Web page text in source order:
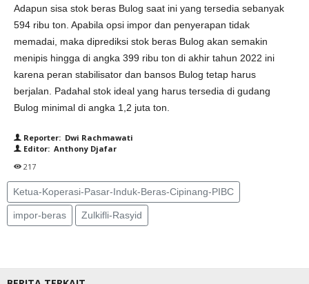
Adapun sisa stok beras Bulog saat ini yang tersedia sebanyak
594 ribu ton. Apabila opsi impor dan penyerapan tidak
memadai, maka diprediksi stok beras Bulog akan semakin
menipis hingga di angka 399 ribu ton di akhir tahun 2022 ini
karena peran stabilisator dan bansos Bulog tetap harus
berjalan. Padahal stok ideal yang harus tersedia di gudang
Bulog minimal di angka 1,2 juta ton.
Reporter: Dwi Rachmawati
Editor: Anthony Djafar
217
Ketua-Koperasi-Pasar-Induk-Beras-Cipinang-PIBC
impor-beras Zulkifli-Rasyid